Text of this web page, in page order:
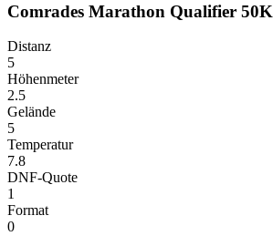
Comrades Marathon Qualifier 50K
Distanz
5
Höhenmeter
2.5
Gelände
5
Temperatur
7.8
DNF-Quote
1
Format
0